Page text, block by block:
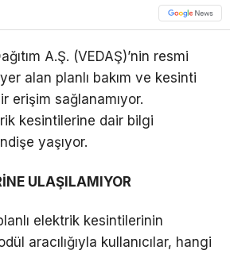
Instagram
Youtube
TikTok
Telegram
A.Ş. (VEDAŞ)’nin resmi
alan planlı bakım ve kesinti
erişim sağlanamıyor.
kesintilerine dair bilgi
yaşıyor.
ULAŞILAMIYOR
elektrik kesintilerinin
aracılığıyla kullanıcılar, hangi